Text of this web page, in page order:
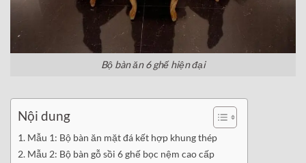
Bộ bàn ăn 6 ghế hiện đại
Nội dung
Mẫu 1: Bộ bàn ăn mặt đá kết hợp khung thép
Mẫu 2: Bộ bàn gỗ sồi 6 ghế bọc nệm cao cấp